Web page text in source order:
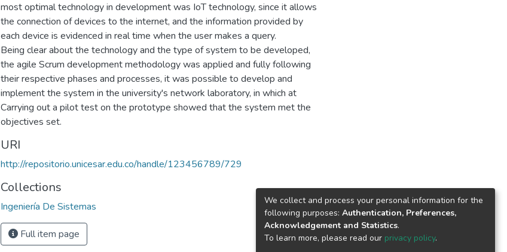
most optimal technology in development was IoT technology, since it allows
the connection of devices to the internet, and the information provided by
each device is evidenced in real time when the user makes a query.
Being clear about the technology and the type of system to be developed,
the agile Scrum development methodology was applied and fully following
their respective phases and processes, it was possible to develop and
implement the system in the university's network laboratory, in which at
Carrying out a pilot test on the prototype showed that the system met the
objectives set.
URI
http://repositorio.unicesar.edu.co/handle/123456789/729
Collections
Ingeniería De Sistemas
Full item page
We collect and process your personal information for the
following purposes: Authentication, Preferences,
Acknowledgement and Statistics.
To learn more, please read our privacy policy.